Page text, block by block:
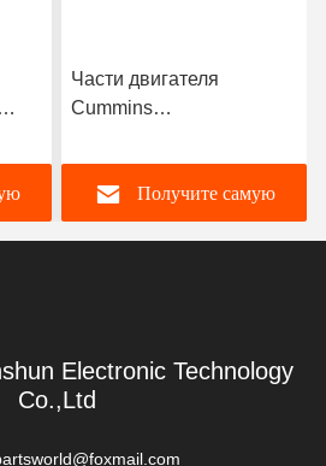
Части двигателя
Cummins
стержень
4944670/3945703 Для
двигателя Cummins
Получите самую
Electronic Technology
Co.,Ltd